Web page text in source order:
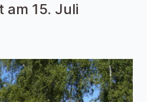
am 15. Juli